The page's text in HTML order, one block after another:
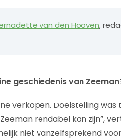
van den Hooven,
geschiedenis van
verkopen. Doelstelling
rendabel kan zijn”,
niet vanzelfsprekend